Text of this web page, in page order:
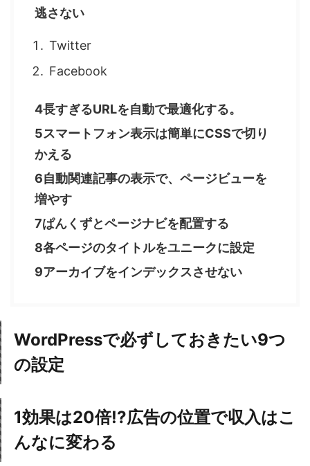
逃さない
Twitter
Facebook
4長すぎるURLを自動で最適化する。
5スマートフォン表示は簡単にCSSで切り
かえる
6自動関連記事の表示で、ページビューを
増やす
7ぱんくずとページナビを配置する
8各ページのタイトルをユニークに設定
9アーカイブをインデックスさせない
WordPressで必ずしておきたい9つ
の設定
1効果は20倍!?広告の位置で収入はこ
んなに変わる